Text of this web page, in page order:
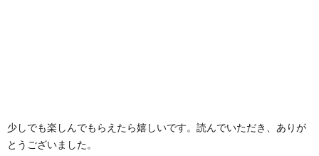
少しでも楽しんでもらえたら嬉しいです。読んでいただき、ありが
とうございました。